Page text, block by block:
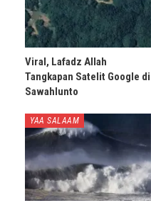
Viral, Lafadz Allah
Tangkapan Satelit Google di
Sawahlunto
YAA SALAAM